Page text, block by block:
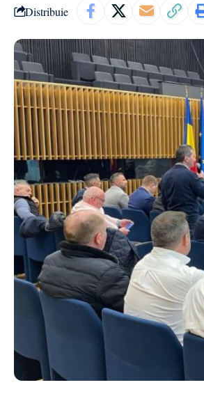
Distribuie